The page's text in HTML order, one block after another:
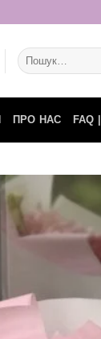
Шукати:
ПРО НАС FAQ